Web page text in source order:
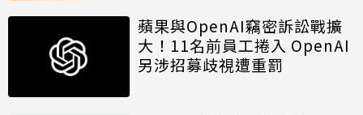
蘋果與OpenAI竊密訴訟戰擴
大！11名前員工捲入 OpenAI
另涉招募歧視遭重罰